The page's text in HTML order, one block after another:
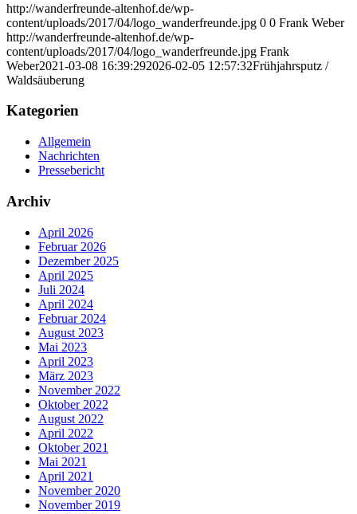
http://wanderfreunde-altenhof.de/wp-
content/uploads/2017/04/logo_wanderfreunde.jpg 0 0 Frank Weber
http://wanderfreunde-altenhof.de/wp-
content/uploads/2017/04/logo_wanderfreunde.jpg Frank
Weber2021-03-08 16:39:292026-02-05 12:57:32Frühjahrsputz /
Waldsäuberung
Kategorien
Allgemein
Nachrichten
Pressebericht
Archiv
April 2026
Februar 2026
Dezember 2025
April 2025
Juli 2024
April 2024
Februar 2024
August 2023
Mai 2023
April 2023
März 2023
November 2022
Oktober 2022
August 2022
April 2022
Oktober 2021
Mai 2021
April 2021
November 2020
November 2019